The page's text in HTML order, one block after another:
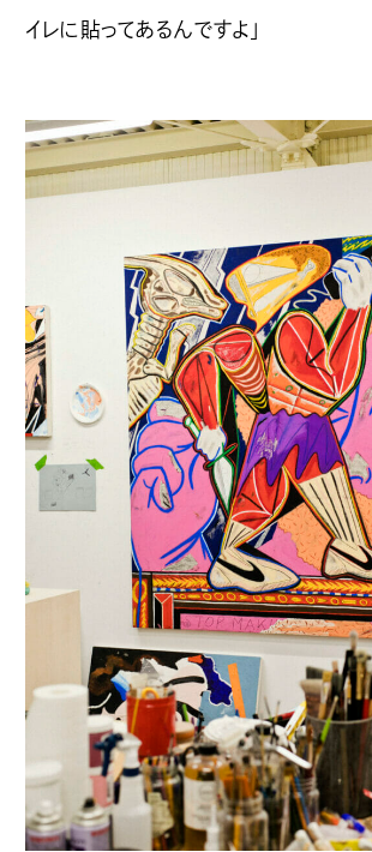
イレに貼ってあるんですよ」